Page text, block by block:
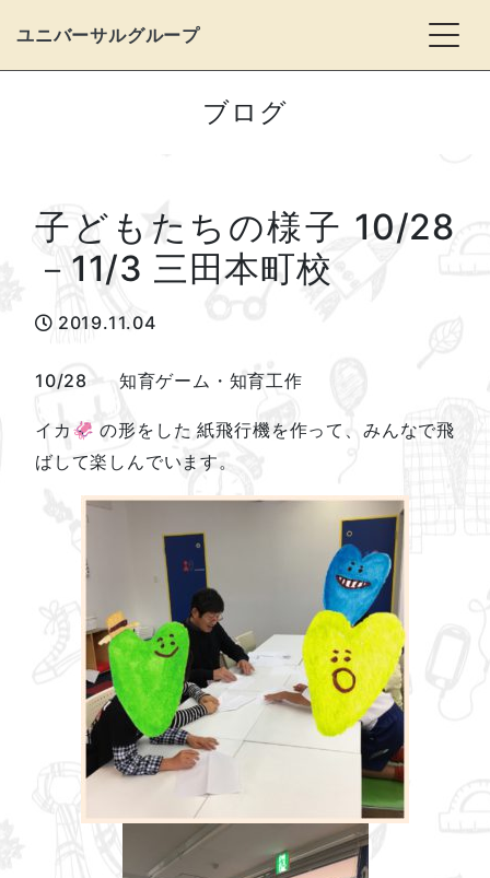
ユニバーサルグループ
ブログ
子どもたちの様子 10/28
－11/3 三田本町校
2019.11.04
10/28 知育ゲーム・知育工作
イカ🦑 の形をした 紙飛行機を作って、みんなで飛
ばして楽しんでいます。